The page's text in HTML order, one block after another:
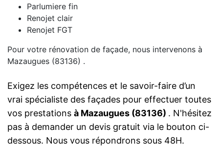
Parlumiere fin
Renojet clair
Renojet FGT
Pour votre rénovation de façade, nous intervenons à
Mazaugues (83136) .
Exigez les compétences et le savoir-faire d’un
vrai spécialiste des façades pour effectuer toutes
vos prestations à Mazaugues (83136) . N'hésitez
pas à demander un devis gratuit via le bouton ci-
dessous. Nous vous répondrons sous 48H.